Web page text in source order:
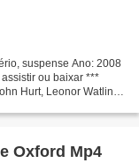
suspense Ano: 2008
assistir ou baixar ***
Hurt, Leonor Watling
Oxford Mp4